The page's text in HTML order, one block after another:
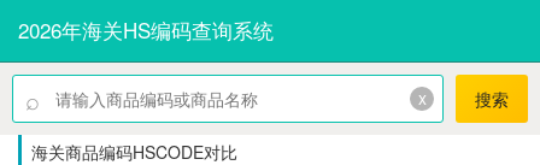
2026年海关HS编码查询系统
⌕ x 搜索
海关商品编码HSCODE对比